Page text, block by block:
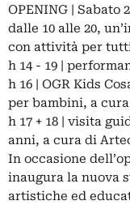
OPENING | Sabato
dalle 10 alle 20,
con attività per
h 14 - 19 |
h 16 | OGR Kids
per bambini, a
h 17 + 18 | visita
anni, a cura di
In occasione
inaugura la nuova
artistiche ed